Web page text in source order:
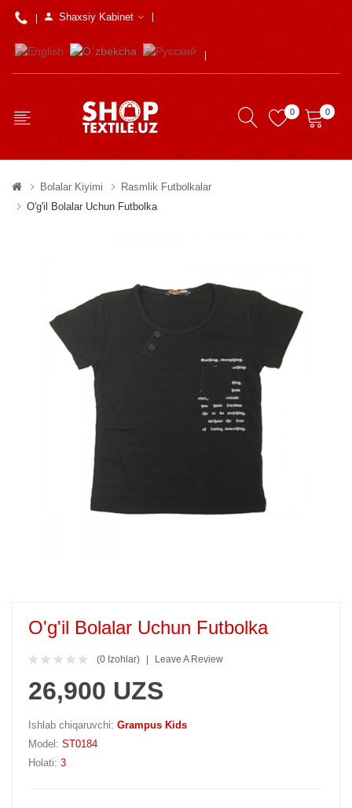
Shaxsiy Kabinet
0 0
Bolalar Kiyimi
Rasmlik Futbolkalar
O'g'il Bolalar Uchun Futbolka
O'g'il Bolalar Uchun Futbolka
(0 Izohlar) Leave A Review
26,900 UZS
Ishlab chiqaruvchi: Grampus Kids
Model: ST0184
Holati: 3